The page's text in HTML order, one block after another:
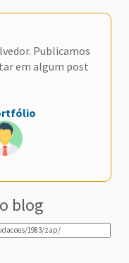
Publicamos
em algum post
blog